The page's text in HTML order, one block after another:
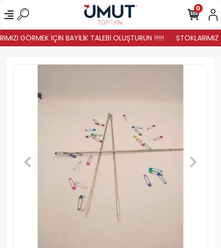
GÖRMEK İÇİN BAYİLİK TALEBİ OLUŞTURUN !!!!! STOKLARIMIZ
0